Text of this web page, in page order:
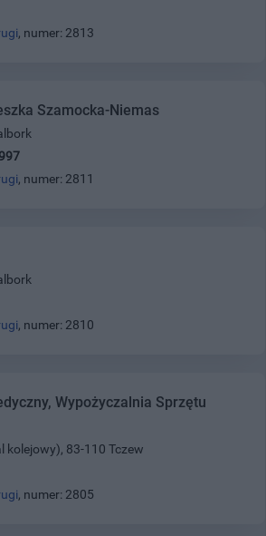
, numer: 2813
Szamocka-Niemas
, numer: 2811
, numer: 2810
Wypożyczalnia Sprzętu
kolejowy), 83-110 Tczew
, numer: 2805